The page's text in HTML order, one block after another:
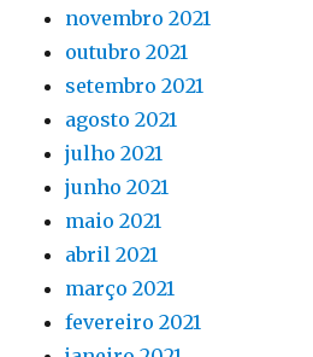
novembro 2021
outubro 2021
setembro 2021
agosto 2021
julho 2021
junho 2021
maio 2021
abril 2021
março 2021
fevereiro 2021